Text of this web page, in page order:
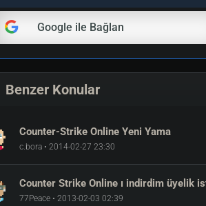
08/26 14:15:52 - * Service stopped
08/26 14:15:52 - * Service deleted
tuhudor1 tarafından düzenlendi(2009-
Google ile Bağlan
Benzer Konular
Counter-Strike Online Yeni Yama
c.bora • 2014-02-27 23:30
Counter Strike Online ı indirdim üyelik
77Peace • 2013-02-03 02:39